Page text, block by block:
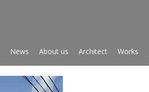
News About us Architect Works